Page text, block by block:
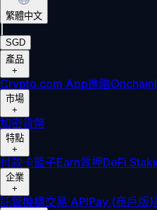
繁體中文
SGD
產品
+
Crypto.com App進階Onchain
市場
+
加密貨幣
特點
+
付款卡籃子Earn質押DeFi
企業
+
託管機構交易 APIPay (商戶版)